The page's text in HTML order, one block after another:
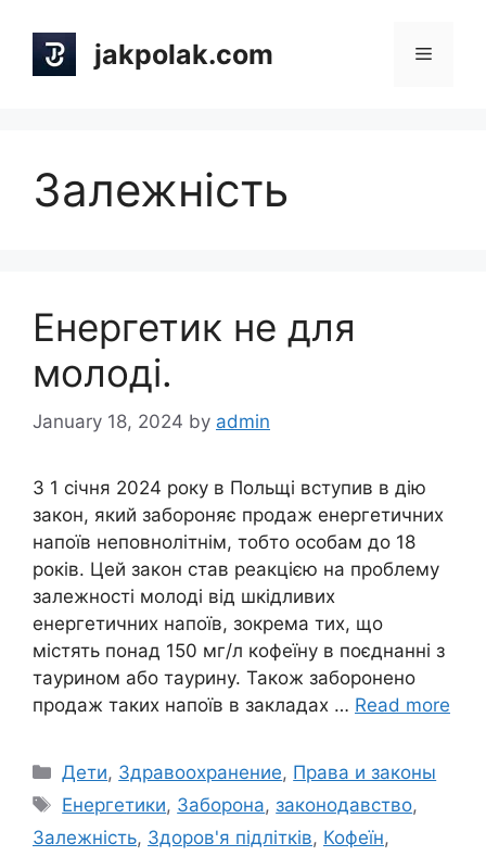
content
jakpolak.com Menu
Залежність
Енергетик не для
молоді.
January 18, 2024 by admin
З 1 січня 2024 року в Польщі вступив в дію
закон, який забороняє продаж енергетичних
напоїв неповнолітнім, тобто особам до 18
років. Цей закон став реакцією на проблему
залежності молоді від шкідливих
енергетичних напоїв, зокрема тих, що
містять понад 150 мг/л кофеїну в поєднанні з
таурином або таурину. Також заборонено
продаж таких напоїв в закладах … Read more
Categories
Дети, Здравоохранение, Права и законы
Tags
Енергетики, Заборона, законодавство,
Залежність, Здоров'я підлітків, Кофеїн,